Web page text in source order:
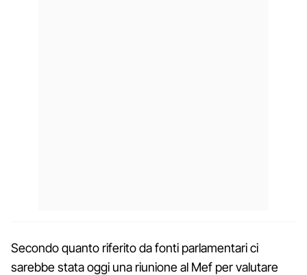
Secondo quanto riferito da fonti parlamentari ci
sarebbe stata oggi una riunione al Mef per valutare